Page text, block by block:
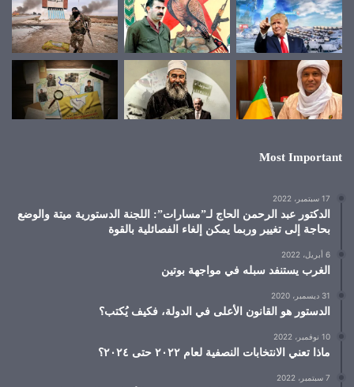
Most Important
17 سبتمبر، 2022
الدكتور عبد الرحمن الحاج لـ”مسارات”: اللجنة الدستورية ميتة والوضع
بحاجة إلى تغيير وربما يمكن إلغاء الفصائلية بالقوة
6 أبريل، 2022
الغرب يستنفد سبله في مواجهة بوتين
31 ديسمبر، 2020
الدستور هو القانون الأعلى في الدولة، فكيف يُكتب؟
10 نوفمبر، 2022
ماذا تعني الانتخابات النصفية لعام ٢٠٢٢ حتى ٢٠٢٤؟
7 سبتمبر، 2022